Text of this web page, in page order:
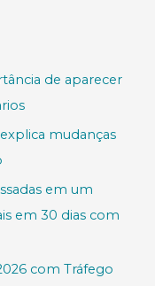
de aparecer
mudanças
em um
em 30 dias com
com Tráfego